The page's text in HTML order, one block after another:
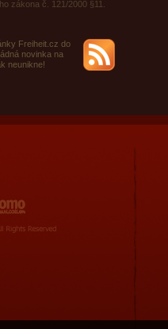
zákona č. 121/2000 §11.
Freiheit.cz do
novinka na
neunikne!